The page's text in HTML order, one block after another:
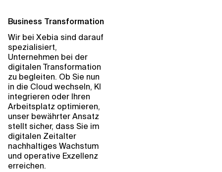
Business Transformation
Wir bei Xebia sind darauf
spezialisiert,
Unternehmen bei der
digitalen Transformation
zu begleiten. Ob Sie nun
in die Cloud wechseln, KI
integrieren oder Ihren
Arbeitsplatz optimieren,
unser bewährter Ansatz
stellt sicher, dass Sie im
digitalen Zeitalter
nachhaltiges Wachstum
und operative Exzellenz
erreichen.